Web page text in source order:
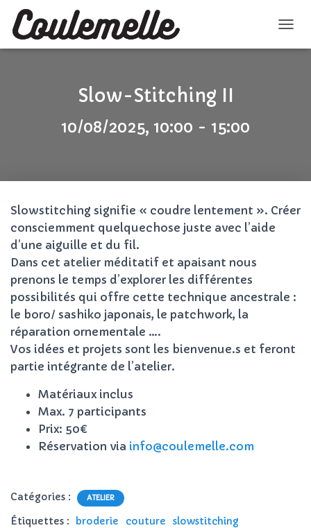
É
V
G
Slow-Stitching II
10/08/2025, 10:00 - 15:00
Slowstitching signifie « coudre lentement ». Créer
consciemment quelquechose juste avec l’aide
d’une aiguille et du fil.
Dans cet atelier méditatif et apaisant nous
prenons le temps d’explorer les différentes
possibilités qui offre cette technique ancestrale :
le boro/ sashiko japonais, le patchwork, la
réparation ornementale ….
Vos idées et projets sont les bienvenue.s et feront
partie intégrante de l’atelier.
Matériaux inclus
Max. 7 participants
Prix: 50€
Réservation via info@coulemelle.com
Catégories : ATELIER
Étiquettes : broderie couture slowstitching